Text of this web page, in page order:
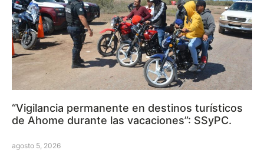
“Vigilancia permanente en destinos turísticos
de Ahome durante las vacaciones”: SSyPC.
agosto 5, 2026